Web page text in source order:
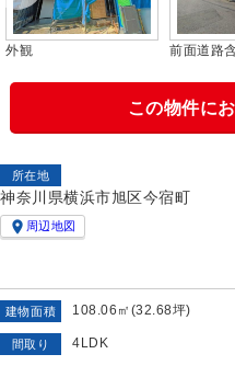
外観 前面道路
この物件に
所在地
神奈川県横浜市旭区今宿町
 周辺地図
建物面積 108.06㎡(32.68坪)
間取り 4LDK